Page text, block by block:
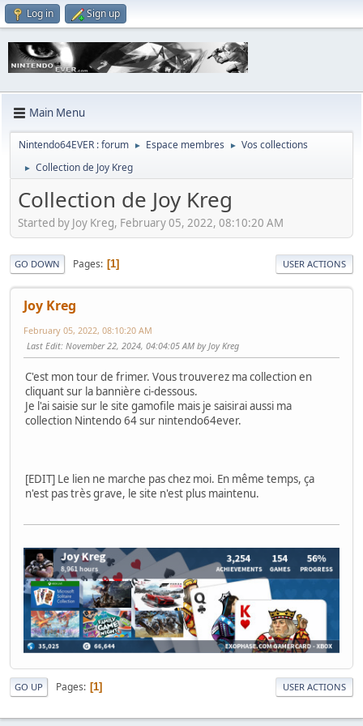
Log in Sign up
Main Menu
Nintendo64EVER : forum ► Espace membres ► Vos collections
► Collection de Joy Kreg
Collection de Joy Kreg
Started by Joy Kreg, February 05, 2022, 08:10:20 AM
GO DOWN Pages 1 USER ACTIONS
Joy Kreg
February 05, 2022, 08:10:20 AM
Last Edit: November 22, 2024, 04:04:05 AM by Joy Kreg
C'est mon tour de frimer. Vous trouverez ma collection en
cliquant sur la bannière ci-dessous.
Je l'ai saisie sur le site gamofile mais je saisirai aussi ma
collection Nintendo 64 sur nintendo64ever.
[EDIT] Le lien ne marche pas chez moi. En même temps, ça
n'est pas très grave, le site n'est plus maintenu.
GO UP Pages 1 USER ACTIONS